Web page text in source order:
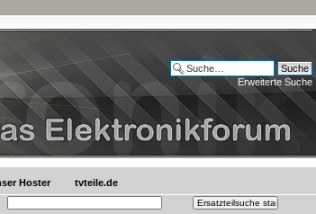
Erweiterte Suche
Hoster tvteile.de